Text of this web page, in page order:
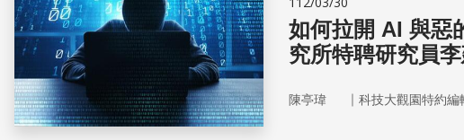
如何拉開 AI 與惡
究所特聘研究員
陳亭瑋 ｜ 科技大觀園特約編